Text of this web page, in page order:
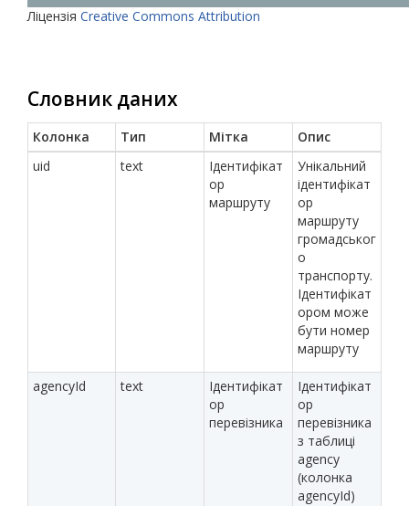
Ліцензія Creative Commons Attribution
Словник даних
Колонка Тип Мітка
Опис
uid
text
Ідентифікат
ор
маршруту
Унікальний
ідентифікат
ор
маршруту
громадськог
о
транспорту.
Ідентифікат
ором може
бути номер
маршруту
agencyId text
Ідентифікат
ор
перевізника
Ідентифікат
ор
перевізника
з таблиці
agency
(колонка
agencyId)